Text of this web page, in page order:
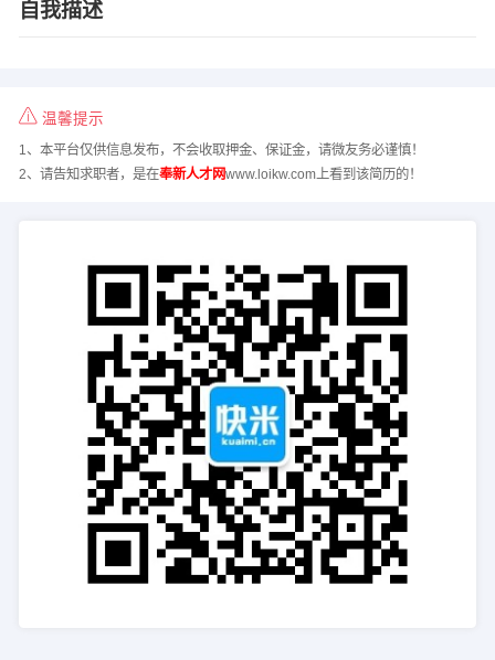
自我描述
温馨提示
1、本平台仅供信息发布，不会收取押金、保证金，请微友务必谨慎！
2、请告知求职者，是在奉新人才网www.loikw.com上看到该简历的！